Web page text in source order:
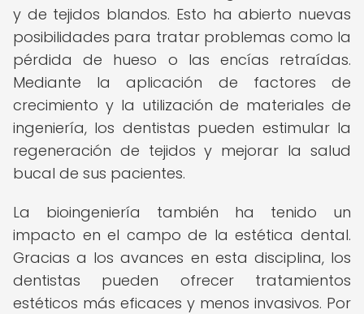
y de tejidos blandos. Esto ha abierto nuevas
posibilidades para tratar problemas como la
pérdida de hueso o las encías retraídas.
Mediante la aplicación de factores de
crecimiento y la utilización de materiales de
ingeniería, los dentistas pueden estimular la
regeneración de tejidos y mejorar la salud
bucal de sus pacientes.
La bioingeniería también ha tenido un
impacto en el campo de la estética dental.
Gracias a los avances en esta disciplina, los
dentistas pueden ofrecer tratamientos
estéticos más eficaces y menos invasivos. Por